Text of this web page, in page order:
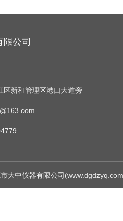
公司
区新和管理区港口大道旁
大中仪器有限公司